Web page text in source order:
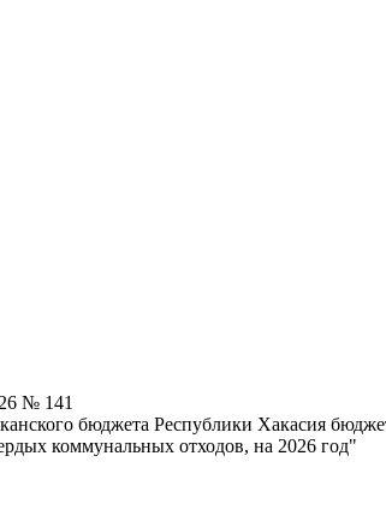
№ 141
бюджета Республики Хакасия
коммунальных отходов, на 2026 год"